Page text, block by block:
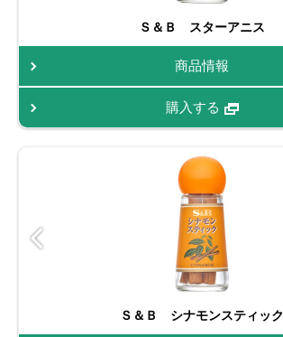
Ｓ＆Ｂ スターアニス
商品情報
購入する
Ｓ＆Ｂ シナモンスティック